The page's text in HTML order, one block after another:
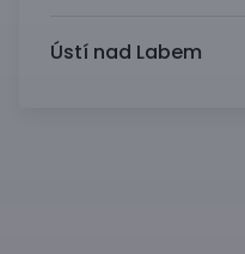
Ústí nad Labem